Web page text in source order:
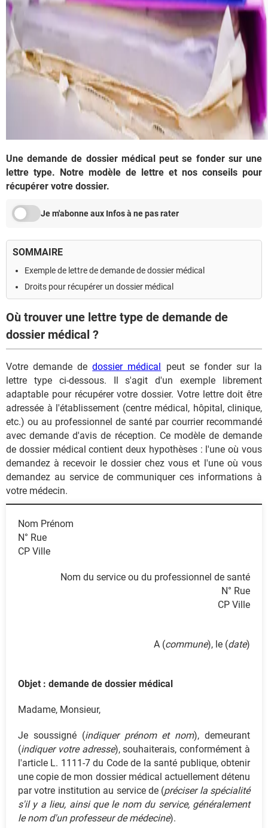
Une demande de dossier médical peut se fonder sur une
lettre type. Notre modèle de lettre et nos conseils pour
récupérer votre dossier.
Je m'abonne aux Infos à ne pas rater
SOMMAIRE
Exemple de lettre de demande de dossier médical
Droits pour récupérer un dossier médical
Où trouver une lettre type de demande de
dossier médical ?
Votre demande dedossier médical peut se fonder sur la
lettre type ci-dessous. Il s'agit d'un exemple librement
adaptable pour récupérer votre dossier. Votre lettre doit être
adressée à l'établissement (centre médical, hôpital, clinique,
etc.) ou au professionnel de santé par courrier recommandé
avec demande d'avis de réception. Ce modèle de demande
de dossier médical contient deux hypothèses : l'une où vous
demandez à recevoir le dossier chez vous et l'une où vous
demandez au service de communiquer ces informations à
votre médecin.
Nom Prénom
N° Rue
CP Ville
Nom du service ou du professionnel de santé
N° Rue
CP Ville
A (commune), le (date)
Objet : demande de dossier médical
Madame, Monsieur,
Je soussigné (indiquer prénom et nom), demeurant
(indiquer votre adresse), souhaiterais, conformément à
l'article L. 1111-7 du Code de la santé publique, obtenir
une copie de mon dossier médical actuellement détenu
par votre institution au service de (préciser la spécialité
s'il y a lieu, ainsi que le nom du service, généralement
le nom d'un professeur de médecine).